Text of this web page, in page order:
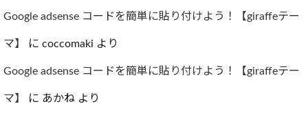
Google adsense コードを簡単に貼り付けよう！【giraffeテー
マ】 に coccomaki より
Google adsense コードを簡単に貼り付けよう！【giraffeテー
マ】 に あかね より